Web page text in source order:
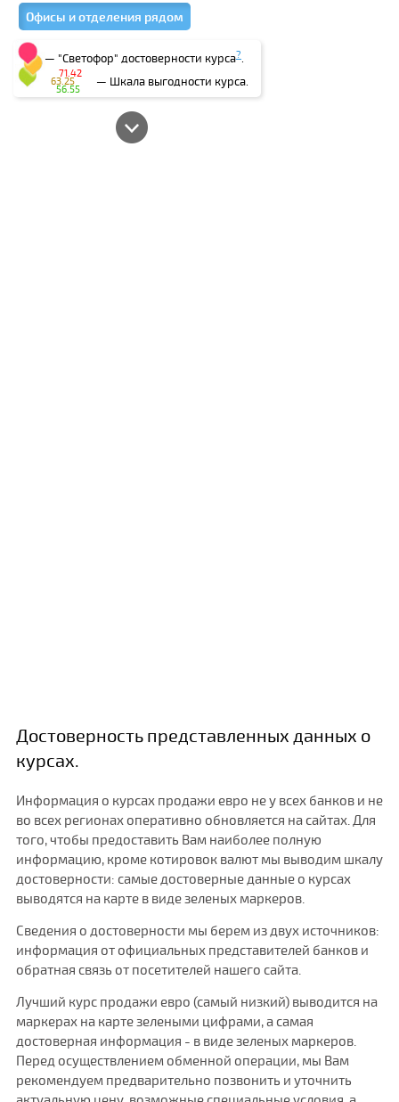
Офисы и отделения рядом
— "Светофор" достоверности курса?.
— Шкала выгодности курса.
56.55
63.25
71.42
Достоверность представленных данных о
курсах.
Информация о курсах продажи евро не у всех банков и не
во всех регионах оперативно обновляется на сайтах. Для
того, чтобы предоставить Вам наиболее полную
информацию, кроме котировок валют мы выводим шкалу
достоверности: самые достоверные данные о курсах
выводятся на карте в виде зеленых маркеров.
Сведения о достоверности мы берем из двух источников:
информация от официальных представителей банков и
обратная связь от посетителей нашего сайта.
Лучший курс продажи евро (самый низкий) выводится на
маркерах на карте зелеными цифрами, а самая
достоверная информация - в виде зеленых маркеров.
Перед осуществлением обменной операции, мы Вам
рекомендуем предварительно позвонить и уточнить